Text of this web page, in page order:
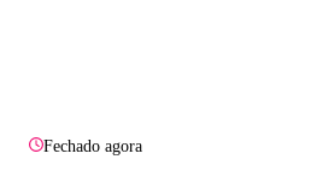
Fechado agora